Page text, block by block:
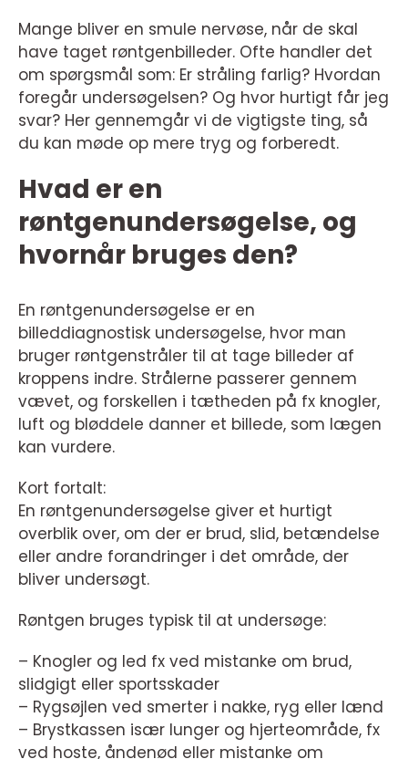
Mange bliver en smule nervøse, når de skal
have taget røntgenbilleder. Ofte handler det
om spørgsmål som: Er stråling farlig? Hvordan
foregår undersøgelsen? Og hvor hurtigt får jeg
svar? Her gennemgår vi de vigtigste ting, så
du kan møde op mere tryg og forberedt.
Hvad er en
røntgenundersøgelse, og
hvornår bruges den?
En røntgenundersøgelse er en
billeddiagnostisk undersøgelse, hvor man
bruger røntgenstråler til at tage billeder af
kroppens indre. Strålerne passerer gennem
vævet, og forskellen i tætheden på fx knogler,
luft og bløddele danner et billede, som lægen
kan vurdere.
Kort fortalt:
En røntgenundersøgelse giver et hurtigt
overblik over, om der er brud, slid, betændelse
eller andre forandringer i det område, der
bliver undersøgt.
Røntgen bruges typisk til at undersøge:
– Knogler og led fx ved mistanke om brud,
slidgigt eller sportsskader
– Rygsøjlen ved smerter i nakke, ryg eller lænd
– Brystkassen især lunger og hjerteområde, fx
ved hoste, åndenød eller mistanke om